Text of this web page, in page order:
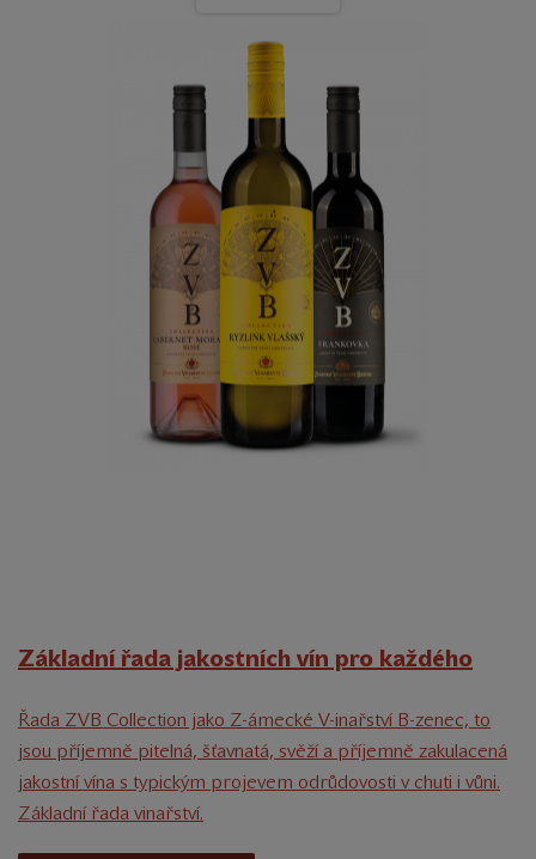
Základní řada jakostních vín pro každého
Řada ZVB Collection jako Z-ámecké V-inařství B-zenec, to
jsou příjemně pitelná, šťavnatá, svěží a příjemně zakulacená
jakostní vína s typickým projevem odrůdovosti v chuti i vůni.
Základní řada vinařství.